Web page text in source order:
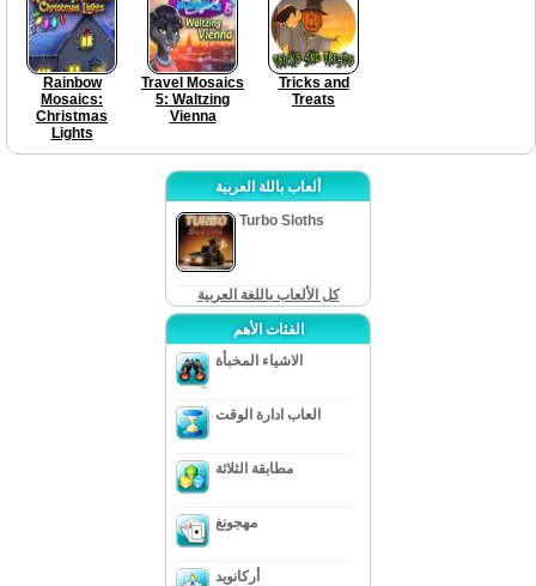
Rainbow
Mosaics:
Christmas
Lights
Travel Mosaics
5: Waltzing
Vienna
Tricks and
Treats
ألعاب باللة العربية
Turbo Sloths
كل الألعاب باللغة العربية
الفئات الأهم
الاشياء المخبأة
العاب ادارة الوقت
مطابقة الثلاثة
مهجونغ
أركانويد